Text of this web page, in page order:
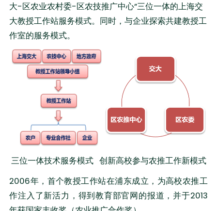
大-区农业农村委-区农技推广中心”三位一体的上海交
大教授工作站服务模式。同时，与企业探索共建教授工
作室的服务模式。
三位一体技术服务模式 创新高校参与农推工作新模式
2006年，首个教授工作站在浦东成立，为高校农推工
作注入了新活力，得到教育部官网的报道，并于2013